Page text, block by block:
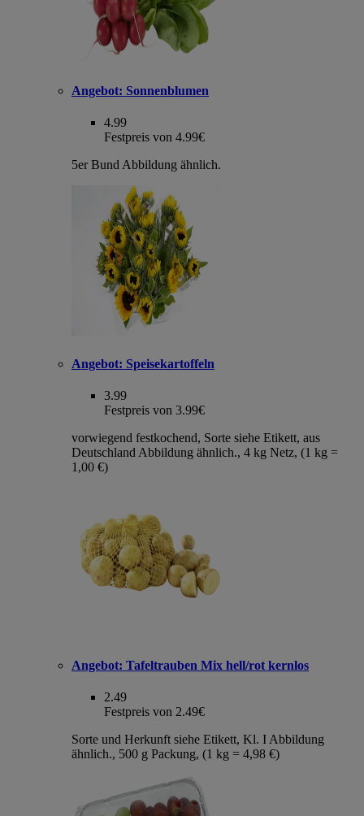
Angebot: Sonnenblumen
4.99
Festpreis von 4.99€
5er Bund Abbildung ähnlich.
Angebot: Speisekartoffeln
3.99
Festpreis von 3.99€
vorwiegend festkochend, Sorte siehe Etikett, aus
Deutschland Abbildung ähnlich., 4 kg Netz, (1 kg =
1,00 €)
Angebot: Tafeltrauben Mix hell/rot kernlos
2.49
Festpreis von 2.49€
Sorte und Herkunft siehe Etikett, Kl. I Abbildung
ähnlich., 500 g Packung, (1 kg = 4,98 €)